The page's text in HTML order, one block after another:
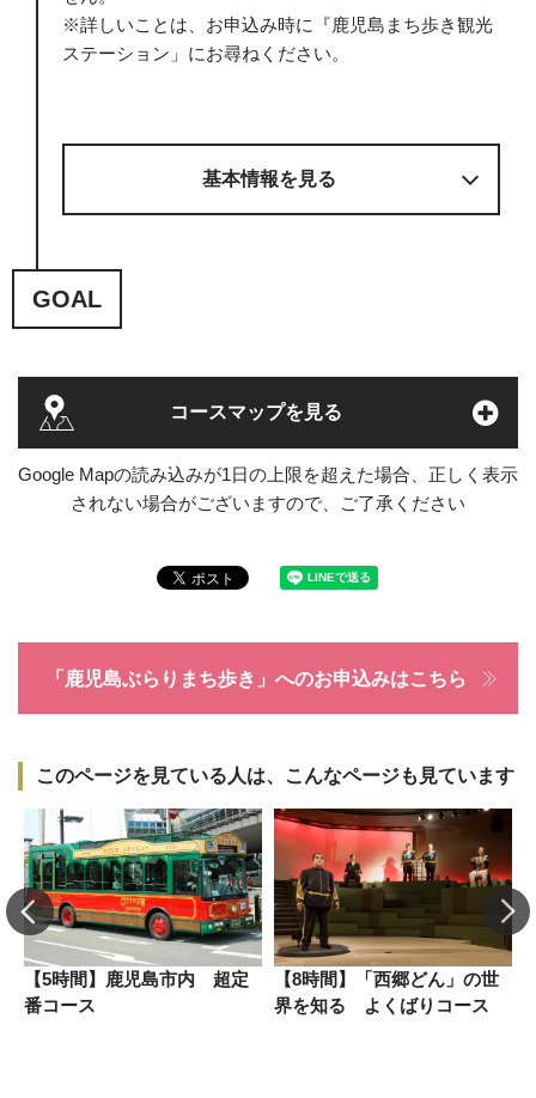
※詳しいことは、お申込み時に『鹿児島まち歩き観光
ステーション」にお尋ねください。
基本情報を見る
GOAL
コースマップを見る
Google Mapの読み込みが1日の上限を超えた場合、正しく表示
されない場合がございますので、ご了承ください
「鹿児島ぶらりまち歩き」へのお申込みはこちら
このページを見ている人は、こんなページも見ています
【5時間】鹿児島市内 超定
番コース
【8時間】「西郷どん」の世
界を知る よくばりコース